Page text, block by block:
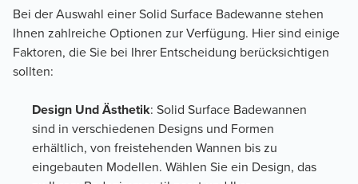
Bei der Auswahl einer Solid Surface Badewanne stehen
Ihnen zahlreiche Optionen zur Verfügung. Hier sind einige
Faktoren, die Sie bei Ihrer Entscheidung berücksichtigen
sollten:
Design Und Ästhetik: Solid Surface Badewannen
sind in verschiedenen Designs und Formen
erhältlich, von freistehenden Wannen bis zu
eingebauten Modellen. Wählen Sie ein Design, das